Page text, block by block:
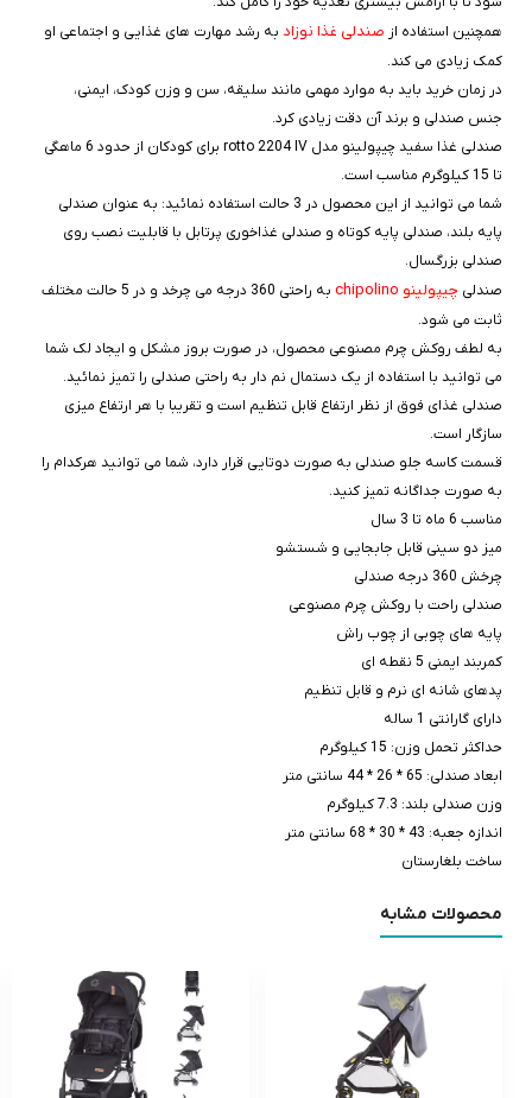
همچنین استفاده از صندلی غذا نوزاد به رشد مهارت های غذایی و اجتماعی او
کمک زیادی می کند.
در زمان خرید باید به موارد مهمی مانند سلیقه، سن و وزن کودک، ایمنی،
جنس صندلی و برند آن دقت زیادی کرد.
صندلى غذا سفید چیپولینو مدل rotto 2204 IV برای کودکان از حدود 6 ماهگی
تا 15 کیلوگرم مناسب است.
شما می توانید از این محصول در 3 حالت استفاده نمائید: به عنوان صندلی
پایه بلند، صندلی پایه کوتاه و صندلی غذاخوری پرتابل با قابلیت نصب روی
صندلی بزرگسال.
صندلی چیپولینو chipolino
به راحتی 360 درجه می چرخد و در 5 حالت مختلف
ثابت می شود.
به لطف روکش چرم مصنوعی محصول، در صورت بروز مشکل و ایجاد لک شما
می توانید با استفاده از یک دستمال نم دار به راحتی صندلی را تمیز نمائید.
صندلی غذای فوق از نظر ارتفاع قابل تنظیم است و تقریبا با هر ارتفاع میزی
سازگار است.
قسمت کاسه جلو صندلی به صورت دوتایی قرار دارد، شما می توانید هرکدام را
به صورت جداگانه تمیز کنید.
مناسب 6 ماه تا 3 سال
میز دو سینی قابل جابجایی و شستشو
چرخش 360 درجه صندلی
صندلی راحت با روکش چرم مصنوعی
پایه های چوبی از چوب راش
کمربند ایمنی 5 نقطه ای
پدهای شانه ای نرم و قابل تنظیم
دارای گارانتی 1 ساله
حداکثر تحمل وزن: 15 کیلوگرم
ابعاد صندلی: 65 * 26 * 44 سانتی متر
وزن صندلی بلند: 7.3 کیلوگرم
اندازه جعبه: 43 * 30 * 68 سانتی متر
ساخت بلغارستان
محصولات مشابه